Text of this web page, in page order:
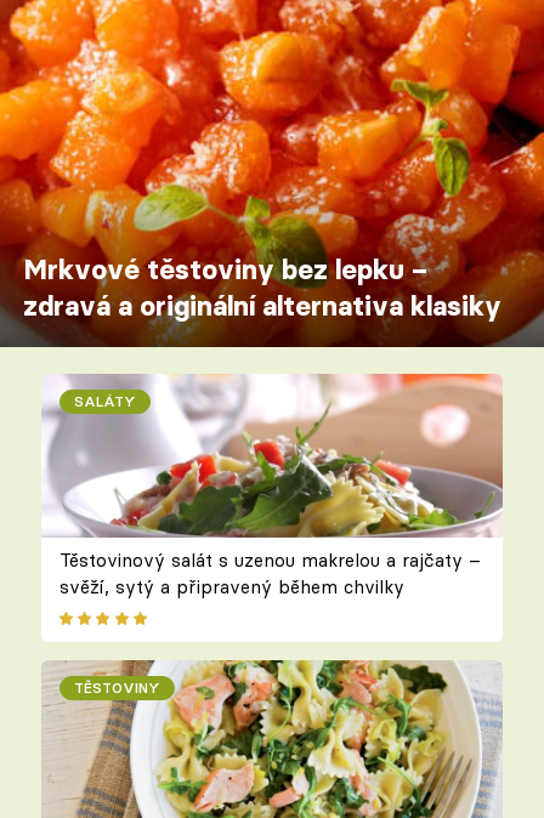
Mrkvové těstoviny bez lepku –
zdravá a originální alternativa klasiky
SALÁTY
Těstovinový salát s uzenou makrelou a rajčaty –
svěží, sytý a připravený během chvilky
TĚSTOVINY